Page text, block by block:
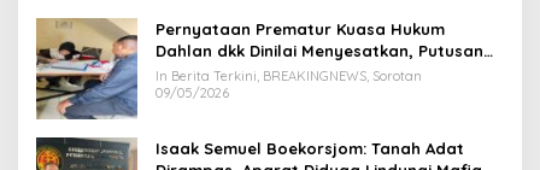
Pernyataan Prematur Kuasa Hukum
Dahlan dkk Dinilai Menyesatkan, Putusan
PK Isaak Boekorsjom Belum Dipublikasikan
In Berita Terkini, BREAKINGNEWS, Sorotan
09/05/2026
Isaak Semuel Boekorsjom: Tanah Adat